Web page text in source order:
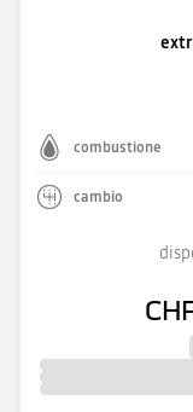
combustione
cambio